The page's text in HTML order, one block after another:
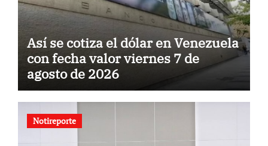
Así se cotiza el dólar en Venezuela
con fecha valor viernes 7 de
agosto de 2026
Notireporte